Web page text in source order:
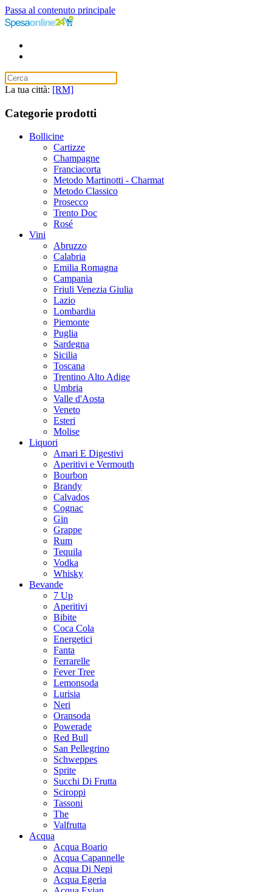
Passa al contenuto principale
La tua città: [RM]
Categorie prodotti
Bollicine
Cartizze
Champagne
Franciacorta
Metodo Martinotti - Charmat
Metodo Classico
Prosecco
Trento Doc
Rosé
Vini
Abruzzo
Calabria
Emilia Romagna
Campania
Friuli Venezia Giulia
Lazio
Lombardia
Piemonte
Puglia
Sardegna
Sicilia
Toscana
Trentino Alto Adige
Umbria
Valle d'Aosta
Veneto
Esteri
Molise
Liquori
Amari E Digestivi
Aperitivi e Vermouth
Bourbon
Brandy
Calvados
Cognac
Gin
Grappe
Rum
Tequila
Vodka
Whisky
Bevande
7 Up
Aperitivi
Bibite
Coca Cola
Energetici
Fanta
Ferrarelle
Fever Tree
Lemonsoda
Lurisia
Neri
Oransoda
Powerade
Red Bull
San Pellegrino
Schweppes
Sprite
Succhi Di Frutta
Sciroppi
Tassoni
The
Valfrutta
Acqua
Acqua Boario
Acqua Capannelle
Acqua Di Nepi
Acqua Egeria